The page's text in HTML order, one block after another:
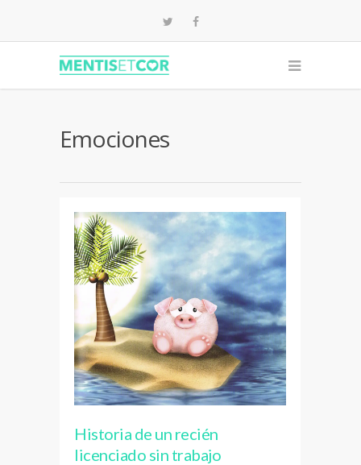
Emociones
Historia de un recién
licenciado sin trabajo